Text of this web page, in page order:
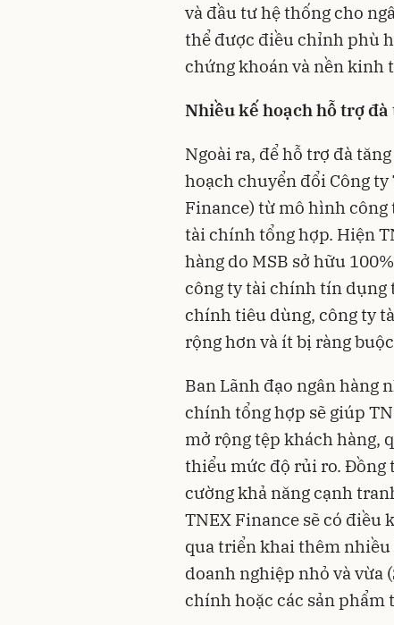
và đầu tư hệ thống cho
thể được điều chỉnh phù
chứng khoán và nền kinh
Nhiều kế hoạch hỗ trợ
Ngoài ra, để hỗ trợ đà
hoạch chuyển đổi Công
Finance) từ mô hình
tài chính tổng hợp. Hiện
hàng do MSB sở hữu
công ty tài chính tín dụng
chính tiêu dùng, công ty
rộng hơn và ít bị ràng
Ban Lãnh đạo ngân hàng
chính tổng hợp sẽ giúp
mở rộng tệp khách hàng,
thiểu mức độ rủi ro. Đồng
cường khả năng cạnh
TNEX Finance sẽ có
qua triển khai thêm
doanh nghiệp nhỏ và vừa
chính hoặc các sản